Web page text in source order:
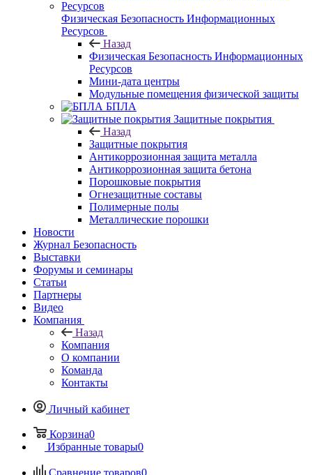
Физическая Безопасность Информационных
Ресурсов
Назад
Физическая Безопасность Информационных
Ресурсов
Мини-дата центры
Модульные помещения физической защиты
БПЛА
Защитные покрытия
Назад
Защитные покрытия
Антикоррозионная защита металла
Антикоррозионная защита бетона
Порошковые покрытия
Огнезащитные составы
Полимерные полы
Металлические порошки
Новости
Журнал Безопасность
Выставки
Форумы и семинары
Статьи
Партнеры
Видео
Компания
Назад
Компания
О компании
Команда
Контакты
Личный кабинет
Корзина0
Избранные товары0
Сравнение товаров0